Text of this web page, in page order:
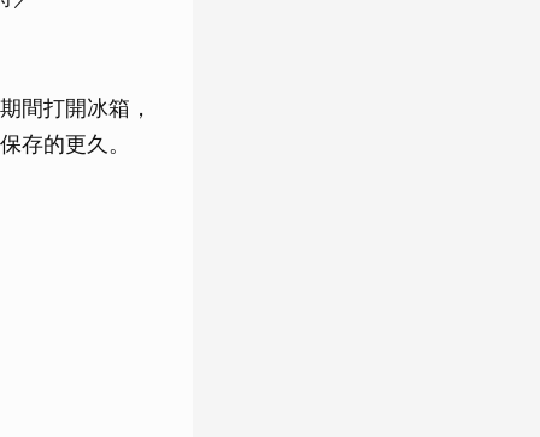
間打開冰箱，
存的更久。